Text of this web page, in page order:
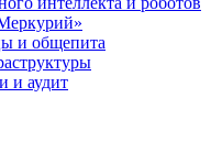
и общепита
и аудит